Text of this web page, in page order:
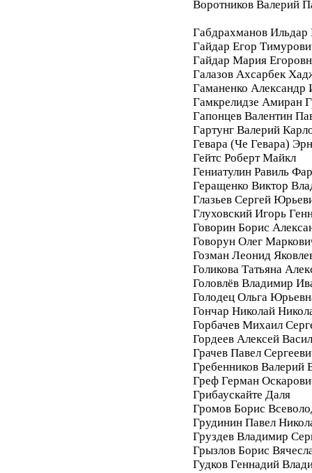
Воротников Валерий
Габдрахманов Ильдар
Гайдар Егор
Гайдар Мария
Галазов Ахсарбек
Гаманенко Александр
Гамкрелидзе Амиран
Гапонцев Валентин
Гартунг Валерий
Гевара (Че Гевара)
Гейтс Роберт Майкл
Гениатулин Равиль
Геращенко Виктор
Глазьев Сергей
Глуховский Игорь
Говорин Борис
Говорун Олег
Гозман Леонид
Голикова Татьяна
Головлёв Владимир
Голодец Ольга
Гончар Николай
Горбачев Михаил
Гордеев Алексей
Грачев Павел
Гребенников Валерий
Греф Герман
Грибаускайте Даля
Громов Борис
Грудинин Павел
Груздев Владимир
Грызлов Борис
Гудков Геннадий